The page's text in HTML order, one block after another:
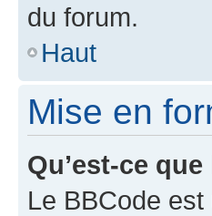
du forum.
Haut
Mise en
Qu’est-ce
Le BBCode